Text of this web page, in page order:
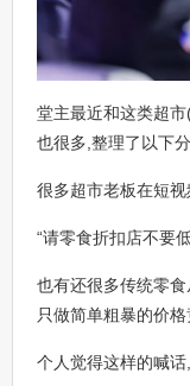
堂主最近和这类超
也很多,整理了以下
很多超市老板在短
“请零食折扣店不要
也有还很多传统零
只做简单粗暴的价
个人觉得这样的喊